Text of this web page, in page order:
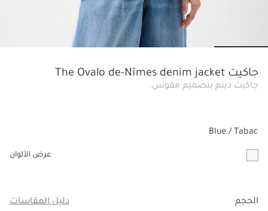
جاكيت The Ovalo de-Nîmes denim jacket
جاكيت دينم بتصميم مقوس.
Blue / Tabac
عرض الألوان
الحجم دليل المقاسات